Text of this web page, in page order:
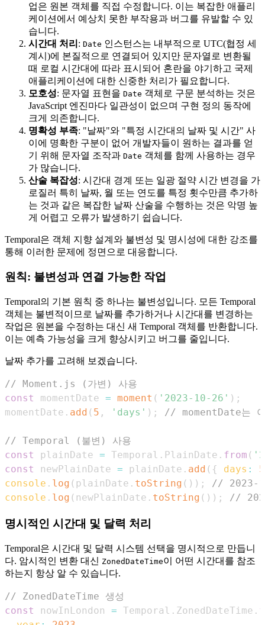
업은 원본 객체를 직접 수정합니다. 이는 복잡한 애플리
케이션에서 예상치 못한 부작용과 버그를 유발할 수 있
습니다.
시간대 처리 : Date 인스턴스는 내부적으로 UTC(협정 세
계시)에 본질적으로 연결되어 있지만 문자열로 변환될
때 로컬 시간대에 따라 표시되어 혼란을 야기하고 국제
애플리케이션에 대한 신중한 처리가 필요합니다.
모호성: 문자열 표현을 Date 객체로 구문 분석하는 것은
JavaScript 엔진마다 일관성이 없으며 구현 정의 동작에
크게 의존합니다.
명확성 부족: "날짜"와 "특정 시간대의 날짜 및 시간" 사
이에 명확한 구분이 없어 개발자들이 원하는 결과를 얻
기 위해 문자열 조작과 Date 객체를 함께 사용하는 경우
가 많습니다.
산술 복잡성: 시간대 경계 또는 일광 절약 시간 변경을 가
로질러 특히 날짜, 월 또는 연도를 특정 횟수만큼 추가하
는 것과 같은 복잡한 날짜 산술을 수행하는 것은 악명 높
게 어렵고 오류가 발생하기 쉽습니다.
Temporal은 객체 지향 설계와 불변성 및 명시성에 대한 강조를
통해 이러한 문제에 정면으로 대응합니다.
원칙: 불변성과 연결 가능한 작업
Temporal의 기본 원칙 중 하나는 불변성입니다. 모든 Temporal
객체는 불변적이므로 날짜를 추가하거나 시간대를 변경하는
작업은 원본을 수정하는 대신 새 Temporal 객체를 반환합니다.
이는 예측 가능성을 크게 향상시키고 버그를 줄입니다.
날짜 추가를 고려해 보겠습니다.
// Moment.js (가변) 사용
const
momentDate = moment ( '2023-10-26' ) ;
momentDate . add ( 5 , 'days' ) ; // momentDate는
// Temporal (불변) 사용
const
plainDate = Temporal . PlainDate . from (
const
newPlainDate = plainDate . add ( { days :
5
console . log ( plainDate . toString ( ) ) ;
// 2023-
console . log ( newPlainDate . toString ( ) ) ; //
명시적인 시간대 및 달력 처리
Temporal은 시간대 및 달력 시스템 선택을 명시적으로 만듭니
다. 암시적인 변환 대신 ZonedDateTime이 어떤 시간대를 참조
하는지 항상 알 수 있습니다.
// ZonedDateTime 생성
const
nowInLondon = Temporal . ZonedDateTime .